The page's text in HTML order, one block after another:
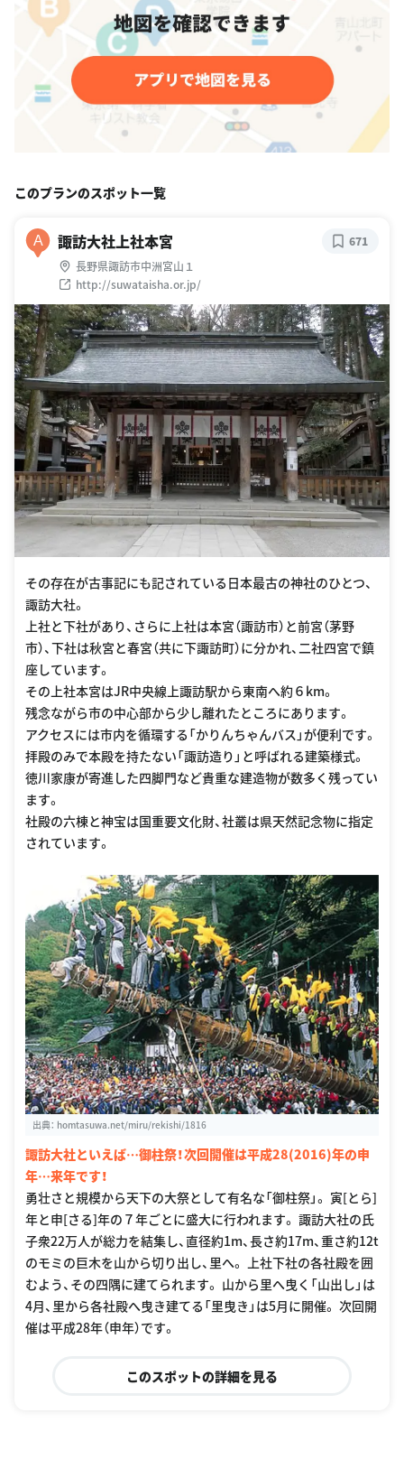
このプランのスポット一覧
A 諏訪大社上社本宮
長野県諏訪市中洲宮山１
http://suwataisha.or.jp/
671
その存在が古事記にも記されている日本最古の神社のひとつ、
諏訪大社。
上社と下社があり、さらに上社は本宮（諏訪市）と前宮（茅野
市）、下社は秋宮と春宮（共に下諏訪町）に分かれ、二社四宮で鎮
座しています。
その上社本宮はJR中央線上諏訪駅から東南へ約６km。
残念ながら市の中心部から少し離れたところにあります。
アクセスには市内を循環する「かりんちゃんバス」が便利です。
拝殿のみで本殿を持たない「諏訪造り」と呼ばれる建築様式。
徳川家康が寄進した四脚門など貴重な建造物が数多く残ってい
ます。
社殿の六棟と神宝は国重要文化財、社叢は県天然記念物に指定
されています。
出典： homtasuwa.net/miru/rekishi/1816
諏訪大社といえば…御柱祭！次回開催は平成28(2016)年の申
年…来年です！
勇壮さと規模から天下の大祭として有名な「御柱祭」。 寅[とら]
年と申[さる]年の７年ごとに盛大に行われます。 諏訪大社の氏
子衆22万人が総力を結集し、直径約1m、長さ約17m、重さ約12t
のモミの巨木を山から切り出し、里へ。 上社下社の各社殿を囲
むよう、その四隅に建てられます。 山から里へ曳く「山出し」は
4月、里から各社殿へ曳き建てる「里曳き」は5月に開催。 次回開
催は平成28年（申年）です。
このスポットの詳細を見る